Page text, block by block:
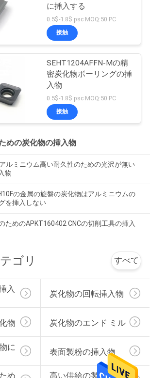
に挿入する
0.5$-1.8$ psc MOQ:50 PC
接触
SEHT1204AFFN-Mの精
密炭化物ボーリングの挿
入物
0.5$-1.8$ psc MOQ:50 PC
接触
めの炭化物の挿入物
ルミニウム高い耐久性のための光沢が無い
物
の金属の旋盤の炭化物はアルミニウムの
を挿入しない
ためのAPKT160402 CNCの切削工具の挿入
ゴリ すべて
入
炭化物の回転挿入物
物 炭化物のエンド ミル
に
表面製粉の挿入物
め 高い供給の製粉の挿